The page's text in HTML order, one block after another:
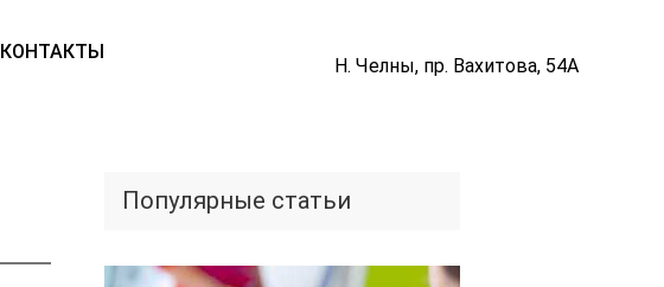
КОНТАКТЫ
Н. Челны, пр. Вахитова, 54А
Популярные статьи